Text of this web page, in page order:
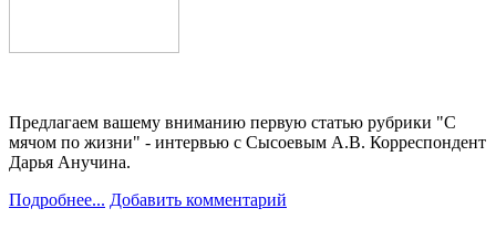
Предлагаем вашему вниманию первую статью рубрики "С
мячом по жизни" - интервью с Сысоевым А.В. Корреспондент
Дарья Анучина.
Подробнее... Добавить комментарий